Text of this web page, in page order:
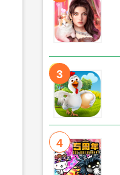
3
4